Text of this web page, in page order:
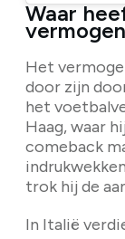
Waar
Het
door zijn
het
Haag, waar
comeback
trok hij de
In Italië